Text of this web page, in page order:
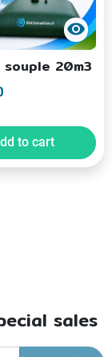
visibility
20m3
to cart
sales